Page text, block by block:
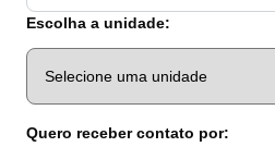
Escolha a unidade:
Quero receber contato por: